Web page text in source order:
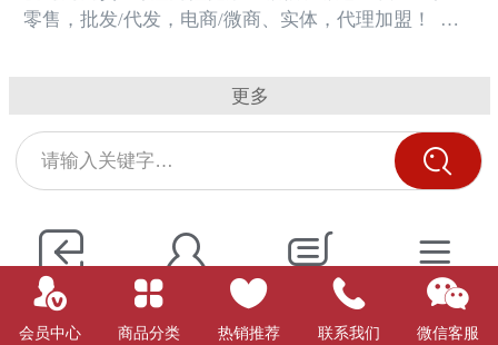
零售，批发/代发，电商/微商、实体，代理加盟！ 本
更多
请输入关键字…
会员登录 会员中心 我的订单
会员中心 商品分类 热销推荐 联系我们 微信客服